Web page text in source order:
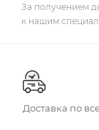
За получением
к нашим
Доставка по